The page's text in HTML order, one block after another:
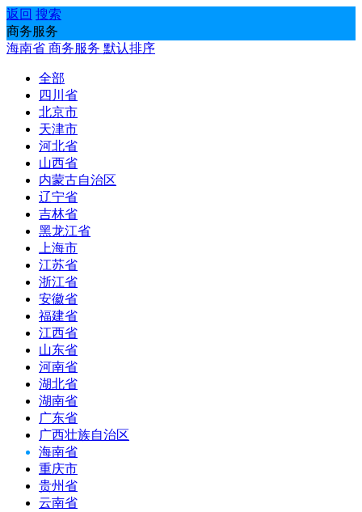
返回 搜索
商务服务
海南省 商务服务 默认排序
全部
四川省
北京市
天津市
河北省
山西省
内蒙古自治区
辽宁省
吉林省
黑龙江省
上海市
江苏省
浙江省
安徽省
福建省
江西省
山东省
河南省
湖北省
湖南省
广东省
广西壮族自治区
海南省
重庆市
贵州省
云南省